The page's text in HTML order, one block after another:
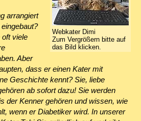
Webkater Dimi
Zum Vergrößern bitte auf
das Bild klicken.
arrangiert
viele
Aber
dass er einen Kater mit
Geschichte kennt? Sie, liebe
ab sofort dazu! Sie werden
der Kenner gehören und wissen, wie
wenn er Diabetiker wird. In unserer